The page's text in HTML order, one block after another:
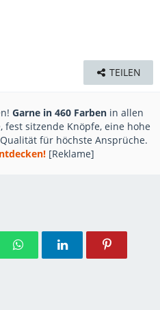
TEILEN
Garne in 460 Farben in allen
fest sitzende Knöpfe, eine hohe
für höchste Ansprüche.
[Reklame]